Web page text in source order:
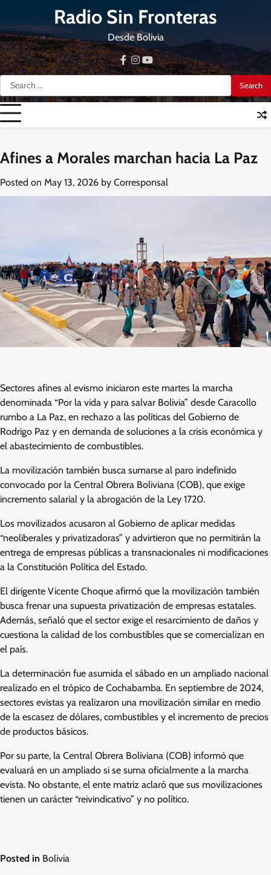
content
Radio Sin Fronteras
Desde Bolivia
Search
for:
facebook
instagram
youtube
Afines a Morales marchan hacia La Paz
Posted on May 13, 2026 by Corresponsal
Sectores afines al evismo iniciaron este martes la marcha
denominada “Por la vida y para salvar Bolivia” desde Caracollo
rumbo a La Paz, en rechazo a las políticas del Gobierno de
Rodrigo Paz y en demanda de soluciones a la crisis económica y
el abastecimiento de combustibles.
La movilización también busca sumarse al paro indefinido
convocado por la Central Obrera Boliviana (COB), que exige
incremento salarial y la abrogación de la Ley 1720.
Los movilizados acusaron al Gobierno de aplicar medidas
“neoliberales y privatizadoras” y advirtieron que no permitirán la
entrega de empresas públicas a transnacionales ni modificaciones
a la Constitución Política del Estado.
El dirigente Vicente Choque afirmó que la movilización también
busca frenar una supuesta privatización de empresas estatales.
Además, señaló que el sector exige el resarcimiento de daños y
cuestiona la calidad de los combustibles que se comercializan en
el país.
La determinación fue asumida el sábado en un ampliado nacional
realizado en el trópico de Cochabamba. En septiembre de 2024,
sectores evistas ya realizaron una movilización similar en medio
de la escasez de dólares, combustibles y el incremento de precios
de productos básicos.
Por su parte, la Central Obrera Boliviana (COB) informó que
evaluará en un ampliado si se suma oficialmente a la marcha
evista. No obstante, el ente matriz aclaró que sus movilizaciones
tienen un carácter “reivindicativo” y no político.
Posted in Bolivia